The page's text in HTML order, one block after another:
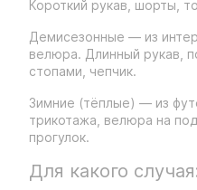
Короткий рукав, шорты,
Демисезонные — из
велюра. Длинный рукав,
стопами, чепчик.
Зимние (тёплые) — из
трикотажа, велюра на
прогулок.
Для какого